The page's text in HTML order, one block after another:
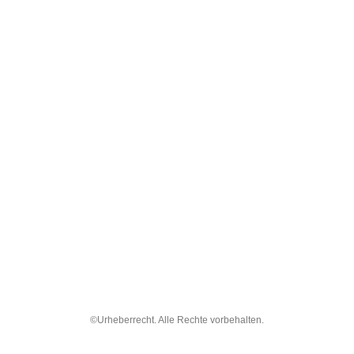
©Urheberrecht. Alle Rechte vorbehalten.